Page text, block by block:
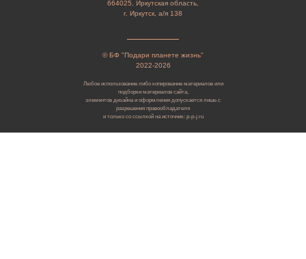
664025, Иркутская область,
г. Иркутск, а/я 138
© БФ "Подари планете жизнь"
2022-2026
Любое использование либо копирование материалов или
подборки материалов сайта,
элементов дизайна и оформления допускается лишь с
разрешения правообладателя
и только со ссылкой на источник: p-p-j.ru